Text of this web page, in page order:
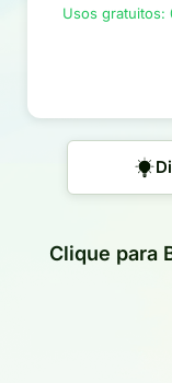
Usos gratuitos:
Clique para